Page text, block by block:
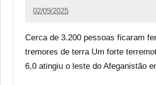
02/09/2025
Calango
Cerca de 3.200 pessoas ficaram
tremores de terra Um forte
6,0 atingiu o leste do Afeganistão